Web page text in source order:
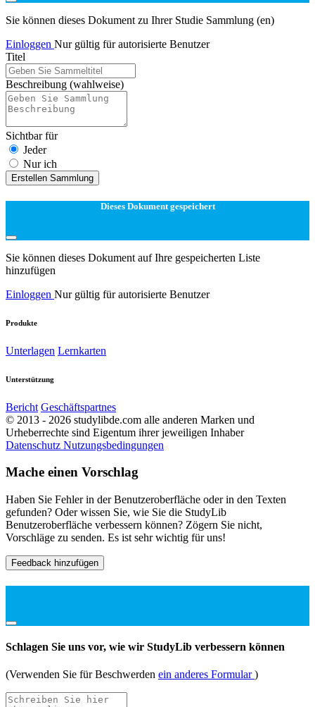
Sie können dieses Dokument zu Ihrer Studie Sammlung (en)
Einloggen Nur gültig für autorisierte Benutzer
Titel
Beschreibung (wahlweise)
Sichtbar für
Jeder
Nur ich
Erstellen Sammlung
Dieses Dokument gespeichert
Sie können dieses Dokument auf Ihre gespeicherten Liste
hinzufügen
Einloggen Nur gültig für autorisierte Benutzer
Produkte
Unterlagen Lernkarten
Unterstützung
Bericht Geschäftspartnes
© 2013 - 2026 studylibde.com alle anderen Marken und
Urheberrechte sind Eigentum ihrer jeweiligen Inhaber
Datenschutz Nutzungsbedingungen
Mache einen Vorschlag
Haben Sie Fehler in der Benutzeroberfläche oder in den Texten
gefunden? Oder wissen Sie, wie Sie die StudyLib
Benutzeroberfläche verbessern können? Zögern Sie nicht,
Vorschläge zu senden. Es ist sehr wichtig für uns!
Feedback hinzufügen
Schlagen Sie uns vor, wie wir StudyLib verbessern können
(Verwenden Sie für Beschwerden ein anderes Formular)